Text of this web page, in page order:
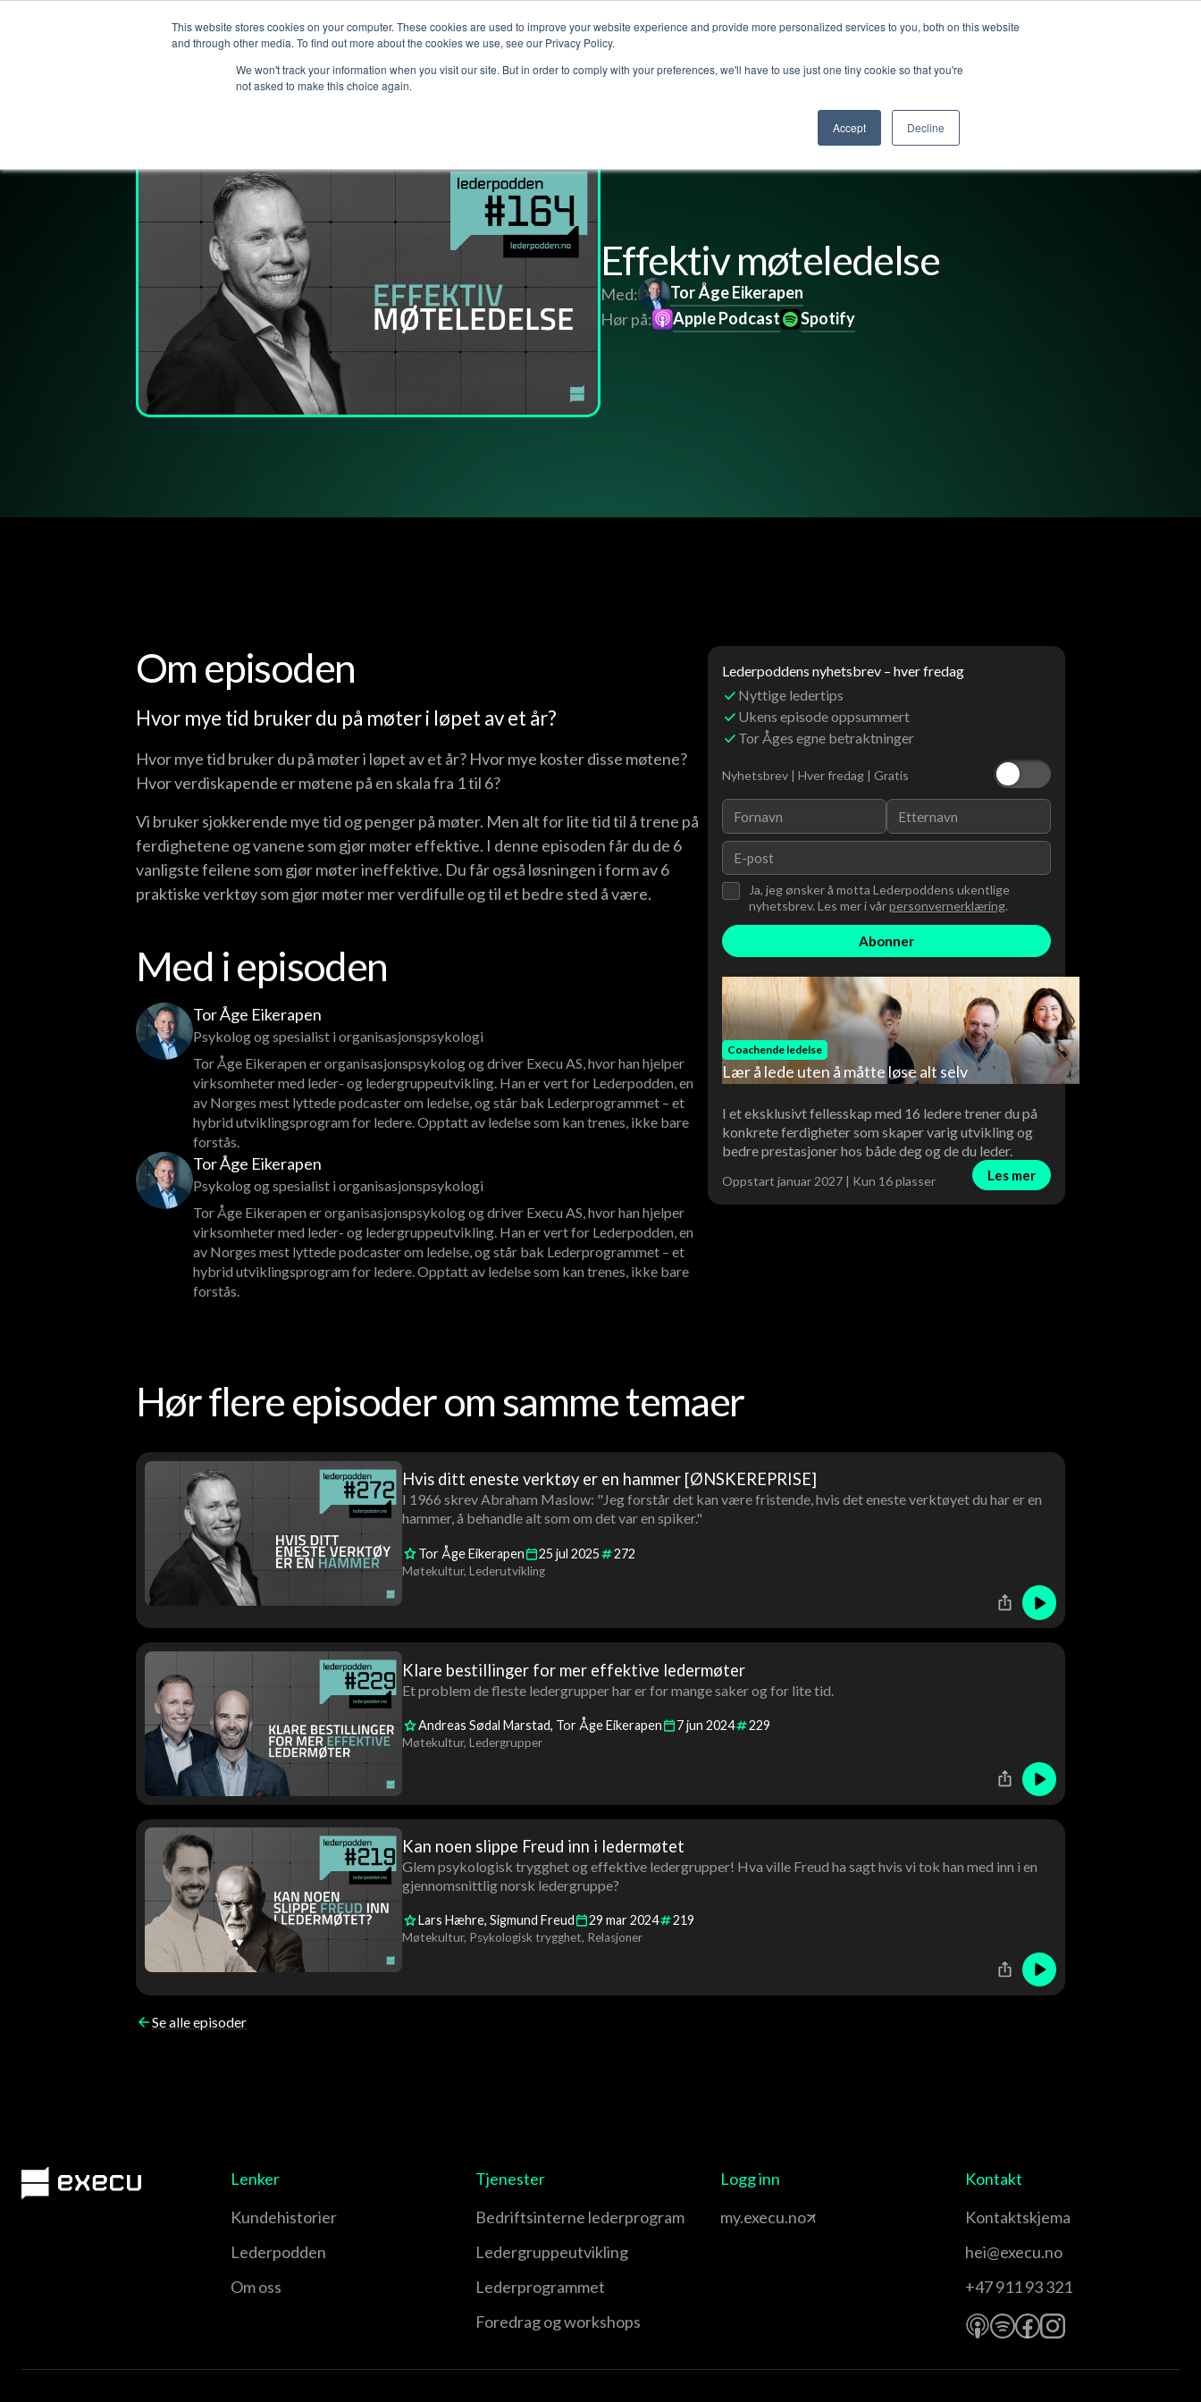
This website stores cookies on your computer. These cookies are used to improve your website experience and provide more personalized services to you, both on this website
and through other media. To find out more about the cookies we use, see our Privacy Policy.
We won't track your information when you visit our site. But in order to comply with your preferences, we'll have to use just one tiny cookie so that you're
not asked to make this choice again.
Accept Decline
Tjenester Kundehistorier Lederpodden Om oss Logg inn Kontakt oss
Effektiv møteledelse
Med:
Tor Åge Eikerapen
Hør på:
Apple Podcast Spotify
Om episoden
Hvor mye tid bruker du på møter i løpet av et år?
Hvor mye tid bruker du på møter i løpet av et år? Hvor mye koster disse møtene?
Hvor verdiskapende er møtene på en skala fra 1 til 6?
Vi bruker sjokkerende mye tid og penger på møter. Men alt for lite tid til å trene på
ferdighetene og vanene som gjør møter effektive. I denne episoden får du de 6
vanligste feilene som gjør møter ineffektive. Du får også løsningen i form av 6
praktiske verktøy som gjør møter mer verdifulle og til et bedre sted å være.
Med i episoden
Tor Åge Eikerapen
Psykolog og spesialist i organisasjonspsykologi
Tor Åge Eikerapen er organisasjonspsykolog og driver Execu AS, hvor han hjelper
virksomheter med leder- og ledergruppeutvikling. Han er vert for Lederpodden, en
av Norges mest lyttede podcaster om ledelse, og står bak Lederprogrammet – et
hybrid utviklingsprogram for ledere. Opptatt av ledelse som kan trenes, ikke bare
forstås.
Tor Åge Eikerapen
Psykolog og spesialist i organisasjonspsykologi
Tor Åge Eikerapen er organisasjonspsykolog og driver Execu AS, hvor han hjelper
virksomheter med leder- og ledergruppeutvikling. Han er vert for Lederpodden, en
av Norges mest lyttede podcaster om ledelse, og står bak Lederprogrammet – et
hybrid utviklingsprogram for ledere. Opptatt av ledelse som kan trenes, ikke bare
forstås.
Lederpoddens nyhetsbrev – hver fredag
Nyttige ledertips
Ukens episode oppsummert
Tor Åges egne betraktninger
Nyhetsbrev | Hver fredag | Gratis
Ja, jeg ønsker å motta Lederpoddens ukentlige
nyhetsbrev. Les mer i vårpersonvernerklæring.
Coachende ledelse
Lær å lede uten å måtte løse alt selv
I et eksklusivt fellesskap med 16 ledere trener du på
konkrete ferdigheter som skaper varig utvikling og
bedre prestasjoner hos både deg og de du leder.
Oppstart januar 2027 | Kun 16 plasser Les mer
Hør flere episoder om samme temaer
Hvis ditt eneste verktøy er en hammer [ØNSKEREPRISE]
I 1966 skrev Abraham Maslow: "Jeg forstår det kan være fristende, hvis det eneste verktøyet du har er en
hammer, å behandle alt som om det var en spiker."
Tor Åge Eikerapen 25 jul 2025 272
Møtekultur Lederutvikling
Klare bestillinger for mer effektive ledermøter
Et problem de fleste ledergrupper har er for mange saker og for lite tid.
Andreas Sødal Marstad Tor Åge Eikerapen 7jun 2024 229
Møtekultur Ledergrupper
Kan noen slippe Freud inn i ledermøtet
Glem psykologisk trygghet og effektive ledergrupper! Hva ville Freud ha sagt hvis vi tok han med inn i en
gjennomsnittlig norsk ledergruppe?
Lars Hæhre Sigmund Freud 29 mar2024 219
Møtekultur Psykologisk trygghet Relasjoner
Se alle episoder
Lenker
Kundehistorier
Lederpodden
Om oss
Tjenester
Bedriftsinterne lederprogram
Leder­gruppe­utvikling
Leder­programmet
Foredrag og workshops
Logg inn
my.execu.no
Kontakt
Kontaktskjema
hei@execu.no
+47 911 93 321